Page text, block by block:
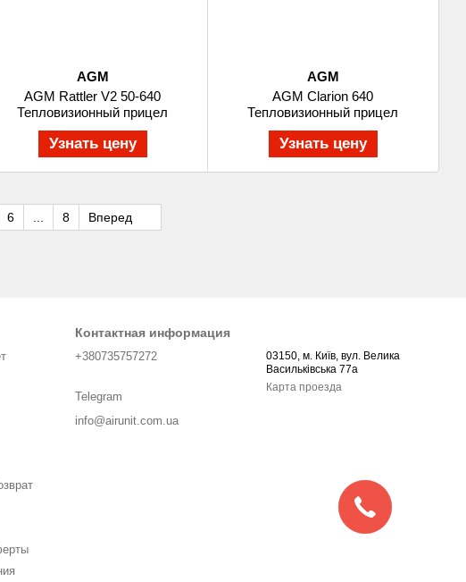
AGM
AGM Rattler V2 50-640
Тепловизионный прицел
Узнать цену
AGM
AGM Clarion 640
Тепловизионный прицел
Узнать цену
6 ... 8 Вперед
Контактная информация
+380735757272
Telegram
info@airunit.com.ua
03150, м. Київ, вул. Велика
Васильківська 77а
Карта проезда